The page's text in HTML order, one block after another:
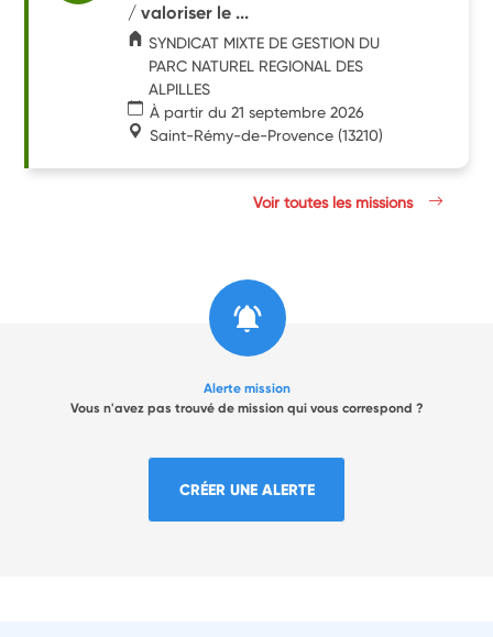
/ valoriser le ...
SYNDICAT MIXTE DE GESTION DU
PARC NATUREL REGIONAL DES
ALPILLES
À partir du 21 septembre 2026
Saint-Rémy-de-Provence (13210)
Voir toutes les missions
Alerte mission
Vous n'avez pas trouvé de mission qui vous correspond ?
CRÉER UNE ALERTE